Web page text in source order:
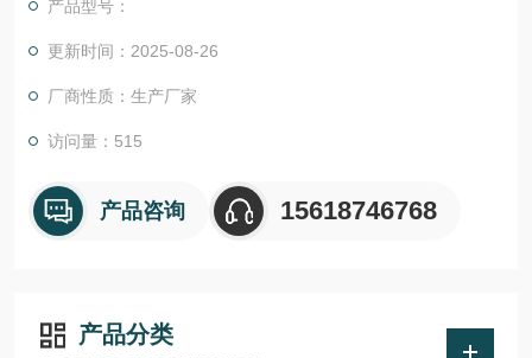
对比评定白棉布上的粘色程度，对织物试样的染色或表面涂层的
稳定性作出评判，为材料的评估和选择提供参考数据。
产品型号：
更新时间：2025-08-26
厂商性质：生产厂家
访问量：515
产品咨询 15618746768
产品分类